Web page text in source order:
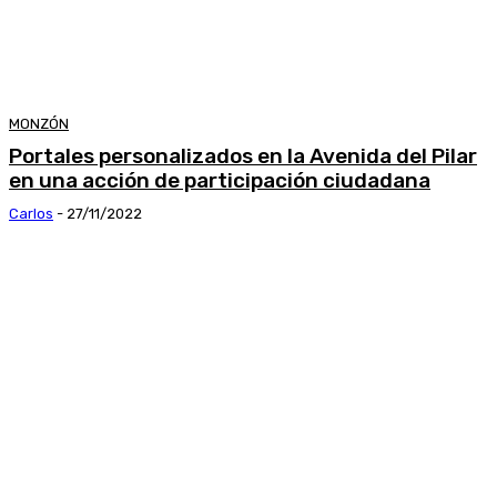
MONZÓN
Portales personalizados en la Avenida del Pilar
en una acción de participación ciudadana
Carlos - 27/11/2022